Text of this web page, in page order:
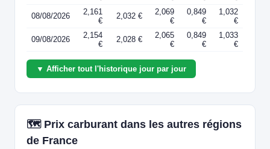
08/08/2026
2,161
€
2,032 €
2,069
€
0,849
€
1,032
€
09/08/2026
2,154
€
2,028 €
2,065
€
0,849
€
1,033
€
▼ Afficher tout l'historique jour par jour
🗺️ Prix carburant dans les autres régions
de France